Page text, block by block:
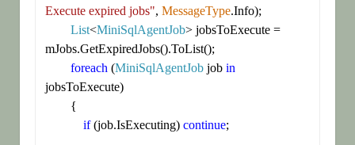
Execute expired jobs", MessageType.Info);
List<MiniSqlAgentJob> jobsToExecute =
mJobs.GetExpiredJobs().ToList();
foreach (MiniSqlAgentJob job in
jobsToExecute)
if (job.IsExecuting) continue;